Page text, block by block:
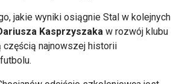
jakie wyniki osiągnie Stal w kolejnych
Kasprzyszaka w rozwój klubu
częścią najnowszej historii